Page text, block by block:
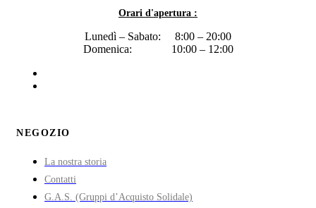
Orari d'apertura :
Lunedì – Sabato: 8:00 – 20:00
Domenica: 10:00 – 12:00
NEGOZIO
La nostra storia
Contatti
G.A.S. (Gruppi d’Acquisto Solidale)